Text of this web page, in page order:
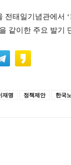
전태일기념관에서
같이한 주요 발기
재명 정책제안 한국